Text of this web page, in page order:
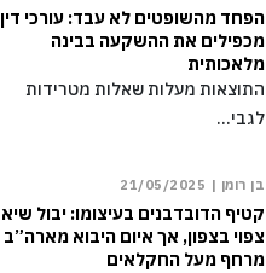
הפחד מהשופטים לא עבד: עורכי דין
מכפילים את ההשקעה בבינה
מלאכותית
התוצאות מעלות שאלות מטרידות
לגבי…
בן רומן | 21/05/2025
קטיף הדובדבנים בעיצומו: יבול שיא
צפוי בצפון, אך איום היבוא מארה”ב
מרחף מעל החקלאים